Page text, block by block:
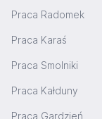
Praca Radomek
Praca Karaś
Praca Smolniki
Praca Kałduny
Praca Gardzień